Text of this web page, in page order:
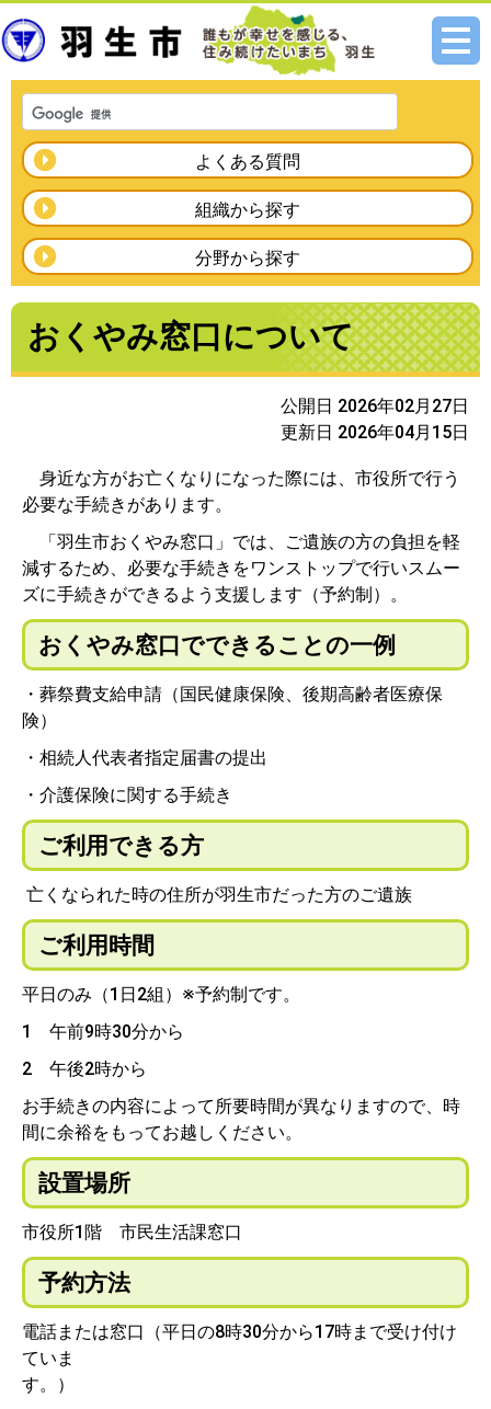
メニ
よくある質問
組織から探す
分野から探す
おくやみ窓口について
公開日 2026年02月27日
更新日 2026年04月15日
身近な方がお亡くなりになった際には、市役所で行う
必要な手続きがあります。
「羽生市おくやみ窓口」では、ご遺族の方の負担を軽
減するため、必要な手続きをワンストップで行いスムー
ズに手続きができるよう支援します（予約制）。
おくやみ窓口でできることの一例
・葬祭費支給申請（国民健康保険、後期高齢者医療保
険）
・相続人代表者指定届書の提出
・介護保険に関する手続き
ご利用できる方
亡くなられた時の住所が羽生市だった方のご遺族
ご利用時間
平日のみ（1日2組）※予約制です。
1 午前9時30分から
2 午後2時から
お手続きの内容によって所要時間が異なりますので、時
間に余裕をもってお越しください。
設置場所
市役所1階 市民生活課窓口
予約方法
電話または窓口（平日の8時30分から17時まで受け付け
ていま
す